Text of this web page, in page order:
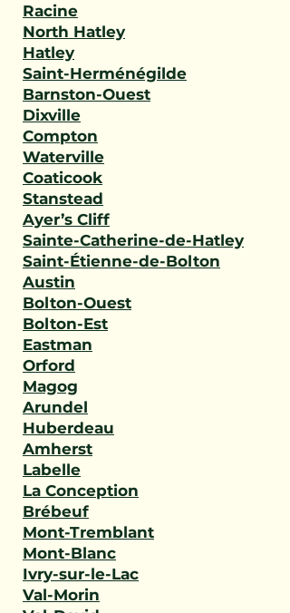
Racine
North Hatley
Hatley
Saint-Herménégilde
Barnston-Ouest
Dixville
Compton
Waterville
Coaticook
Stanstead
Ayer’s Cliff
Sainte-Catherine-de-Hatley
Saint-Étienne-de-Bolton
Austin
Bolton-Ouest
Bolton-Est
Eastman
Orford
Magog
Arundel
Huberdeau
Amherst
Labelle
La Conception
Brébeuf
Mont-Tremblant
Mont-Blanc
Ivry-sur-le-Lac
Val-Morin